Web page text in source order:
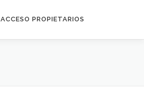
ACCESO PROPIETARIOS